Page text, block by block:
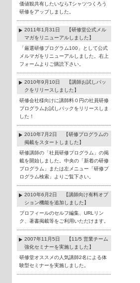
価値観共有したいならTシャツつくろう
研修をアップしました。
2011年1月31日 【研修堂公式メル
マガをリニューアルしました】
「厳選研修プログラム100」として公式
メルマガをリニューアルしました。右上
フォームよりご購読下さい。
2010年9月10日 【講師お試しパッ
クをリリースしました】
研修会社様向けに講師料０円の社員研修
プログラムお試しパックをリリースしま
した！
2010年7月2日 【研修プログラムの
掲載をスタートしました】
研修講師の「社員研修プログラム」の掲
載を開始しました。中央の「新着の研修
プログラム」または左メニュー「研修プ
ログラム検索」よりご覧下さい。
2010年6月2日 【講師向け有料オプ
ション機能を追加しました】
プロフィールのセルフ編集、URLリン
ク、著書掲載等をご利用いただけます。
2007年11月5日 【11/5 営業チーム
強化セミナーを実施しました】
研修堂オススメの人気講師2名による体
験型セミナーを実施しました。